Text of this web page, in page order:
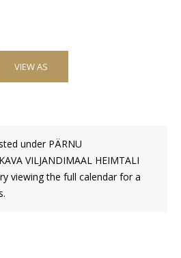
VIEW AS
under PÄRNU
VILJANDIMAAL HEIMTALI
viewing the full calendar for a